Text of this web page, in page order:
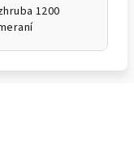
1200